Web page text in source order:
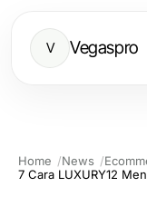
V Vegaspro
Home News